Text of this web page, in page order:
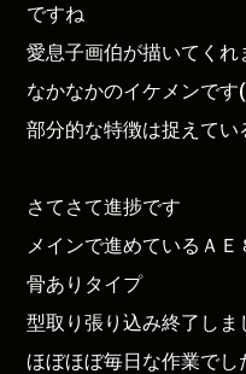
ですね
愛息子画伯が描いてくれ
なかなかのイケメンです
部分的な特徴は捉えて
さてさて進捗です
メインで進めているＡ
骨ありタイプ
型取り張り込み終了しま
ほぼほぼ毎日な作業で